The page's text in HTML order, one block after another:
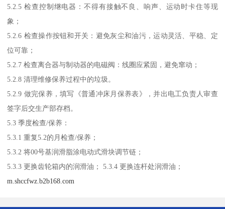
5.2.5 检查控制继电器：不得有接触不良、响声、运动时卡住等现
象；
5.2.6 检查操作按钮和开关：避免灰尘和油污，运动灵活、平稳、定
位可靠；
5.2.7 检查离合器与制动器的电磁阀：线圈应紧固，避免窜动；
5.2.8 清理维修保养过程中的垃圾。
5.2.9 做完保养，填写《普通冲床月保养表》，并出电工负责人审查
签字后交生产部存档。
5.3 季度检查/保养：
5.3.1 重复5.2的月检查/保养；
5.3.2 将00号基润滑脂涂电动式滑块调节链；
5.3.3 更换齿轮箱内的润滑油； 5.3.4 更换连杆处润滑油；
m.shccfwz.b2b168.com